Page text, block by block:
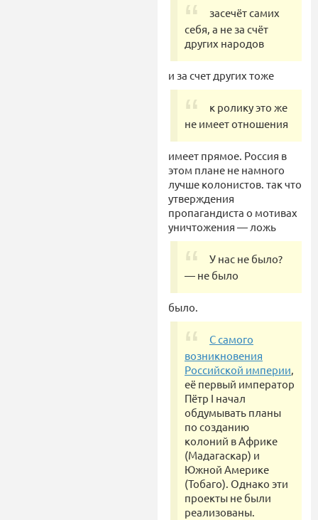
засечёт самих
себя, а не за счёт
других народов
и за счет других тоже
к ролику это же
не имеет отношения
имеет прямое. Россия в
этом плане не намного
лучше колонистов. так что
утверждения
пропагандиста о мотивах
уничтожения — ложь
У нас не было?
— не было
было.
С самого
возникновения
Российской империи,
её первый император
Пётр I начал
обдумывать планы
по созданию
колоний в Африке
(Мадагаскар) и
Южной Америке
(Тобаго). Однако эти
проекты не были
реализованы.